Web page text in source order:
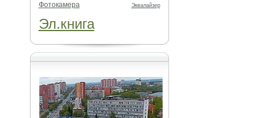
Фотокамера Эквалайзер
Эл.книга